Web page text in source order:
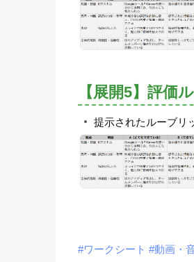
【展開5】評価
提示されたルーブリ
#ワークシート #動画・